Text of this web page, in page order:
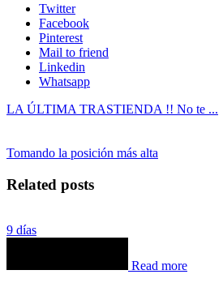
Twitter
Facebook
Pinterest
Mail to friend
Linkedin
Whatsapp
LA ÚLTIMA TRASTIENDA !! No te ...
Tomando la posición más alta
Related posts
9 días
Read more